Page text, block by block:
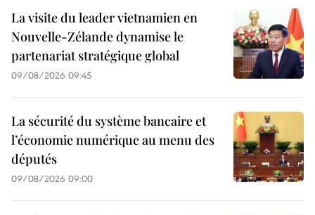
La visite du leader vietnamien en
Nouvelle-Zélande dynamise le
partenariat stratégique global
09/08/2026 09:45
La sécurité du système bancaire et
l’économie numérique au menu des
députés
09/08/2026 09:00